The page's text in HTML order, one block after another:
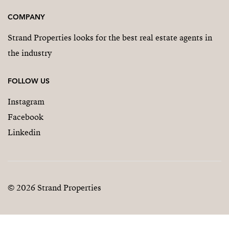
COMPANY
Strand Properties looks for the best real estate agents in
the industry
FOLLOW US
Instagram
Facebook
Linkedin
© 2026 Strand Properties